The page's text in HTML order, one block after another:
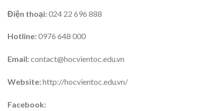
Điện thoại:024 22 696 888
Hotline:0976 648 000
Email:contact@hocvientoc.edu.vn
Website:http://hocvientoc.edu.vn/
Facebook: